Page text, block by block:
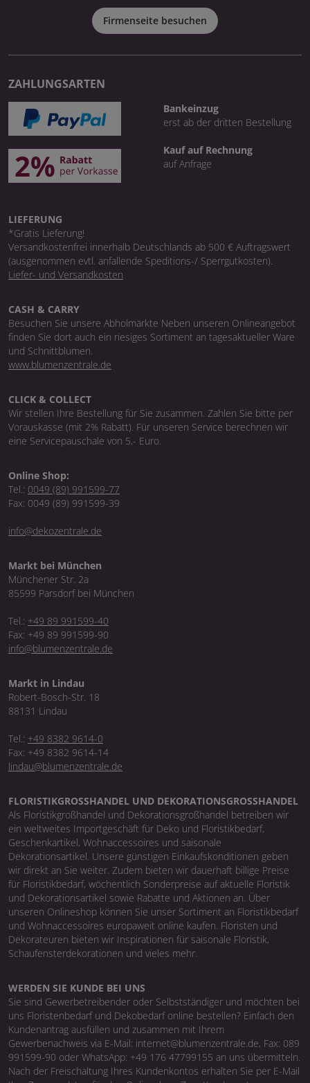
Firmenseite besuchen
ZAHLUNGSARTEN
Bankeinzug
erst ab der dritten Bestellung
Kauf auf Rechnung
auf Anfrage
LIEFERUNG
*Gratis Lieferung!
Versandkostenfrei innerhalb Deutschlands ab 500 € Auftragswert
(ausgenommen evtl. anfallende Speditions-/ Sperrgutkosten).
Liefer- und Versandkosten
CASH & CARRY
Besuchen Sie unsere Abholmärkte Neben unseren Onlineangebot
finden Sie dort auch ein riesiges Sortiment an tagesaktueller Ware
und Schnittblumen.
www.blumenzentrale.de
CLICK & COLLECT
Wir stellen Ihre Bestellung für Sie zusammen. Zahlen Sie bitte per
Vorauskasse (mit 2% Rabatt). Für unseren Service berechnen wir
eine Servicepauschale von 5,- Euro.
Online Shop:
Tel.: 0049 (89) 991599-77
Fax: 0049 (89) 991599-39
info@dekozentrale.de
Markt bei München
Münchener Str. 2a
85599 Parsdorf bei München
Tel.: +49 89 991599-40
Fax: +49 89 991599-90
info@blumenzentrale.de
Markt in Lindau
Robert-Bosch-Str. 18
88131 Lindau
Tel.: +49 8382 9614-0
Fax: +49 8382 9614-14
lindau@blumenzentrale.de
FLORISTIKGROSSHANDEL UND DEKORATIONSGROSSHANDEL
Als Floristikgroßhandel und Dekorationsgroßhandel betreiben wir
ein weltweites Importgeschäft für Deko und Floristikbedarf,
Geschenkartikel, Wohnaccessoires und saisonale
Dekorationsartikel. Unsere günstigen Einkaufskonditionen geben
wir direkt an Sie weiter. Zudem bieten wir dauerhaft billige Preise
für Floristikbedarf, wöchentlich Sonderpreise auf aktuelle Floristik
und Dekorationsartikel sowie Rabatte und Aktionen an. Über
unseren Onlineshop können Sie unser Sortiment an Floristikbedarf
und Wohnaccessoires europaweit online kaufen. Floristen und
Dekorateuren bieten wir Inspirationen für saisonale Floristik,
Schaufensterdekorationen und vieles mehr.
WERDEN SIE KUNDE BEI UNS
Sie sind Gewerbetreibender oder Selbstständiger und möchten bei
uns Floristenbedarf und Dekobedarf online bestellen? Einfach den
Kundenantrag ausfüllen und zusammen mit Ihrem
Gewerbenachweis via E-Mail: internet@blumenzentrale.de, Fax: 089
991599-90 oder WhatsApp: +49 176 47799155 an uns übermitteln.
Nach der Freischaltung Ihres Kundenkontos erhalten Sie per E-Mail